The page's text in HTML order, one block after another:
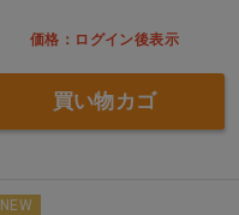
価格：ログイン後表示
買い物カゴ
NEW